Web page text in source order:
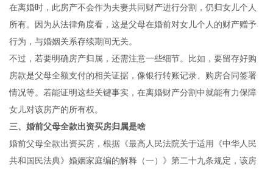
在离婚时，此房产不会作为夫妻共同财产进行分割，仍归女儿个人
所有。因为从法律角度看，这是父母在婚前对女儿个人的财产赠予
行为，与婚姻关系存续期间无关。
不过，若要明确房产归属，还需注意一些细节。比如，要留存好购
房款是父母全额支付的相关证据，像银行转账记录、购房合同签署
情况等。若能证明这些关键事实，在离婚财产分割中就能有力保障
女儿对该房产的所有权。
三、婚前父母全款出资买房归属是啥
婚前父母全款出资买房，根据《最高人民法院关于适用《中华人民
共和国民法典》婚姻家庭编的解释（一）》第二十九条规定，该房